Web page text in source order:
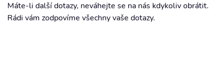
Máte-li další dotazy, neváhejte se na nás kdykoliv obrátit.
Rádi vám zodpovíme všechny vaše dotazy.